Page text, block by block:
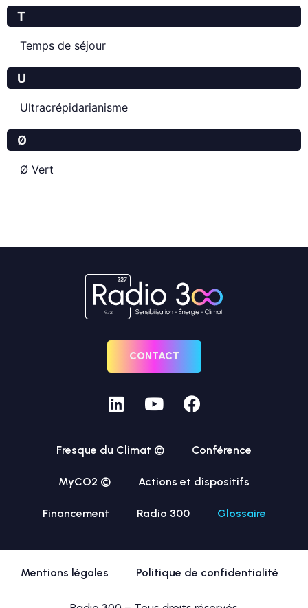
T
Temps de séjour
U
Ultracrépidarianisme
Ø
Ø Vert
CONTACT
Fresque du Climat © Conférence
MyCO2 © Actions et dispositifs
Financement Radio 300 Glossaire
Mentions légales Politique de confidentialité